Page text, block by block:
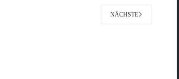
NÄCHSTE